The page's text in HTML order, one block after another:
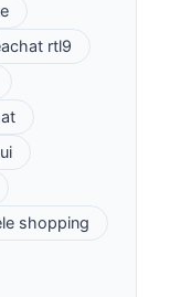
rtl9
shopping